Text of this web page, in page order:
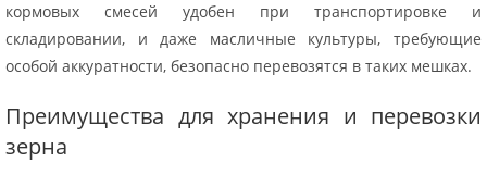
кормовых смесей удобен при транспортировке и
складировании, и даже масличные культуры, требующие
особой аккуратности, безопасно перевозятся в таких мешках.
Преимущества для хранения и перевозки
зерна